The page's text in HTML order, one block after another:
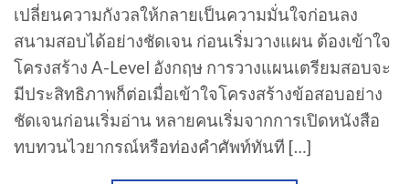
เปลี่ยนความกังวลให้กลายเป็นความมั่นใจก่อนลง
สนามสอบได้อย่างชัดเจน ก่อนเริ่มวางแผน ต้องเข้าใจ
โครงสร้าง A-Level อังกฤษ การวางแผนเตรียมสอบจะ
มีประสิทธิภาพก็ต่อเมื่อเข้าใจโครงสร้างข้อสอบอย่าง
ชัดเจนก่อนเริ่มอ่าน หลายคนเริ่มจากการเปิดหนังสือ
ทบทวนไวยากรณ์หรือท่องคำศัพท์ทันที […]